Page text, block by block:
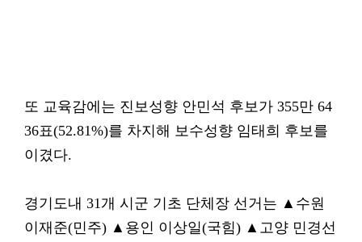
또 교육감에는 진보성향 안민석 후보가 355만 64
36표(52.81%)를 차지해 보수성향 임태희 후보를
이겼다.
경기도내 31개 시군 기초 단체장 선거는 ▲수원
이재준(민주) ▲용인 이상일(국힘) ▲고양 민경선